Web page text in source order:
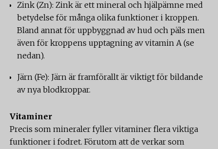
Zink (Zn): Zink är ett mineral och hjälpämne med
betydelse för många olika funktioner i kroppen.
Bland annat för uppbyggnad av hud och päls men
även för kroppens upptagning av vitamin A (se
nedan).
Järn (Fe): Järn är framförallt är viktigt för bildande
av nya blodkroppar.
Vitaminer
Precis som mineraler fyller vitaminer flera viktiga
funktioner i fodret. Förutom att de verkar som